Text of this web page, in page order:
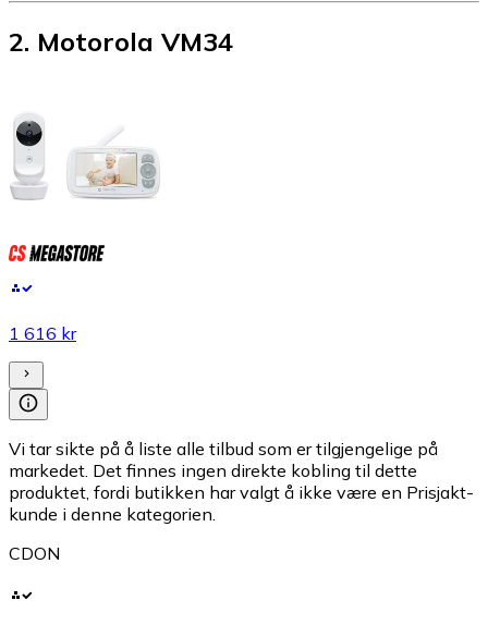
2. Motorola VM34
1 616 kr
Vi tar sikte på å liste alle tilbud som er tilgjengelige på
markedet. Det finnes ingen direkte kobling til dette
produktet, fordi butikken har valgt å ikke være en Prisjakt-
kunde i denne kategorien.
CDON